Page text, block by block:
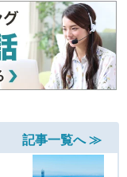
記事一覧へ ≫